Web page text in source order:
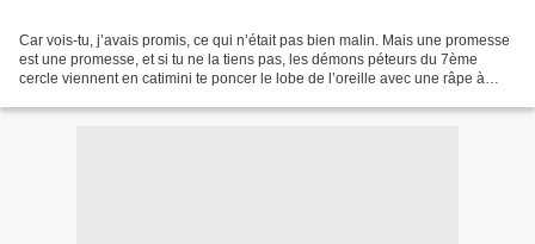
Car vois-tu, j’avais promis, ce qui n’était pas bien malin. Mais une promesse
est une promesse, et si tu ne la tiens pas, les démons péteurs du 7ème
cercle viennent en catimini te poncer le lobe de l’oreille avec une râpe à